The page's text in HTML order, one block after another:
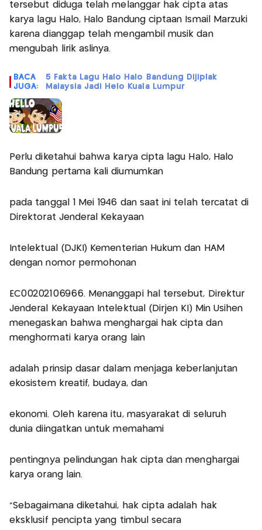
tersebut diduga telah melanggar hak cipta atas
karya lagu Halo, Halo Bandung ciptaan Ismail Marzuki
karena dianggap telah mengambil musik dan
mengubah lirik aslinya.
BACA
JUGA:
5 Fakta Lagu Halo Halo Bandung Dijiplak
Malaysia Jadi Helo Kuala Lumpur
Perlu diketahui bahwa karya cipta lagu Halo, Halo
Bandung pertama kali diumumkan
pada tanggal 1 Mei 1946 dan saat ini telah tercatat di
Direktorat Jenderal Kekayaan
Intelektual (DJKI) Kementerian Hukum dan HAM
dengan nomor permohonan
EC00202106966. Menanggapi hal tersebut, Direktur
Jenderal Kekayaan Intelektual (Dirjen KI) Min Usihen
menegaskan bahwa menghargai hak cipta dan
menghormati karya orang lain
adalah prinsip dasar dalam menjaga keberlanjutan
ekosistem kreatif, budaya, dan
ekonomi. Oleh karena itu, masyarakat di seluruh
dunia diingatkan untuk memahami
pentingnya pelindungan hak cipta dan menghargai
karya orang lain.
“Sebagaimana diketahui, hak cipta adalah hak
eksklusif pencipta yang timbul secara